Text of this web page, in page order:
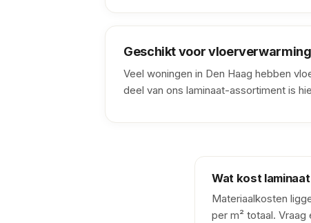
Geschikt voor vloerverwarming
Veel woningen in Den Haag hebben
deel van ons laminaat-assortiment is
Wat kost laminaat
Materiaalkosten
per m² totaal.